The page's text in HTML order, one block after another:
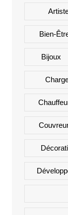
Bien-
Bijoux